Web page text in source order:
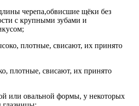
черепа,обвисшие щёки без
с крупными зубами и
плотные, свисают, их принято
плотные, свисают, их принято
или овальной формы, у некоторых